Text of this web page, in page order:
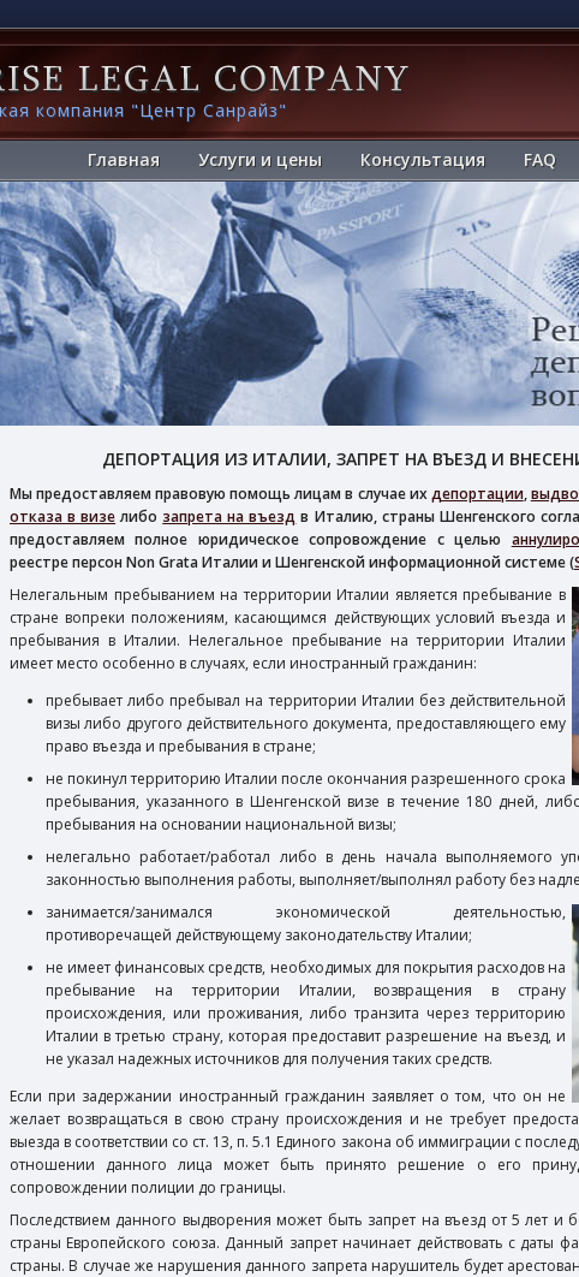
компания "Центр Санрайз"
Главная Услуги и цены Консультация FAQ
ДЕПОРТАЦИЯ ИЗ ИТАЛИИ, ЗАПРЕТ НА ВЪЕЗД И
Мы предоставляем правовую помощь лицам в случае ихдепортации,
отказа в визелибо запрета на въезд в Италию, страны Шенгенского
предоставляем полное юридическое сопровождение с целью
реестре персон Non Grata Италии и Шенгенской информационной системе (
Нелегальным пребыванием на территории Италии является пребывание в
стране вопреки положениям, касающимся действующих условий въезда и
пребывания в Италии. Нелегальное пребывание на территории Италии
имеет место особенно в случаях, если иностранный гражданин:
пребывает либо пребывал на территории Италии без действительной
визы либо другого действительного документа, предоставляющего ему
право въезда и пребывания в стране;
не покинул территорию Италии после окончания разрешенного срока
пребывания, указанного в Шенгенской визе в течение 180 дней,
пребывания на основании национальной визы;
нелегально работает/работал либо в день начала выполняемого
законностью выполнения работы, выполняет/выполнял работу без
занимается/занимался экономической деятельностью,
противоречащей действующему законодательству Италии;
не имеет финансовых средств, необходимых для покрытия расходов на
пребывание на территории Италии, возвращения в страну
происхождения, или проживания, либо транзита через территорию
Италии в третью страну, которая предоставит разрешение на въезд, и
не указал надежных источников для получения таких средств.
Если при задержании иностранный гражданин заявляет о том, что он не
желает возвращаться в свою страну происхождения и не требует
выезда в соответствии со ст. 13, п. 5.1 Единого закона об иммиграции с
отношении данного лица может быть принято решение о его
сопровождении полиции до границы.
Последствием данного выдворения может быть запрет на въезд от 5 лет и
страны Европейского союза. Данный запрет начинает действовать с даты
страны. В случае же нарушения данного запрета нарушитель будет